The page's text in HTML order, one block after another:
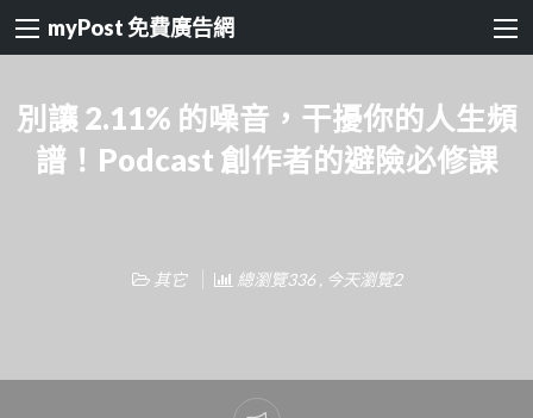
myPost 免費廣告網
別讓 2.11% 的噪音，干擾你的人生頻
譜！Podcast 創作者的避險必修課
其它 總瀏覽336 , 今天瀏覽2